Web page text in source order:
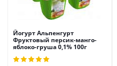
Йогурт Альпенгурт
Фруктовый персик-манго-
яблоко-груша 0,1% 100г